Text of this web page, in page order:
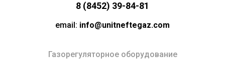
8 (8452) 39-84-81
email: info@unitneftegaz.com
Газорегуляторное оборудование